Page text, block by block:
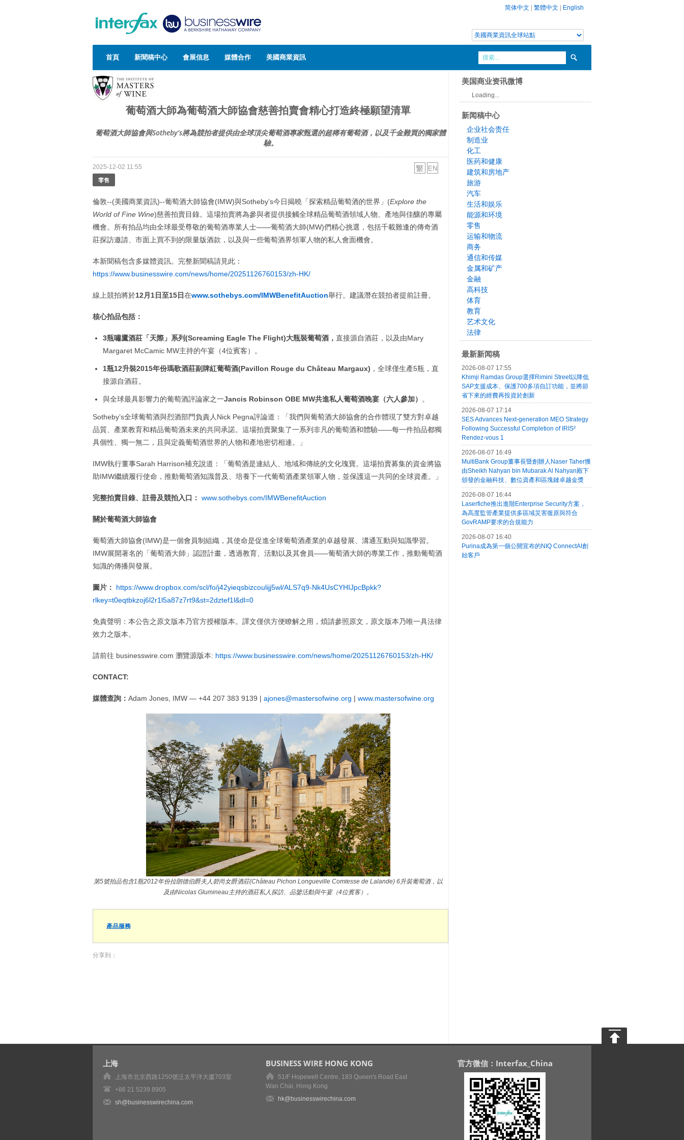
简体中文 繁體中文 English
首頁 新聞稿中心 會展信息 媒體合作 美國商業資訊
葡萄酒大師為葡萄酒大師協會慈善拍賣會精心打造終極願望清單
葡萄酒大師協會與Sotheby’s將為競拍者提供由全球頂尖葡萄酒專家甄選的超稀有葡萄酒，以及千金難買的獨家體
驗。
2025-12-02 11:55
零售
倫敦--(美國商業資訊)--葡萄酒大師協會(IMW)與Sotheby’s今日揭曉「探索精品葡萄酒的世界」(Explore the
World of Fine Wine)慈善拍賣目錄。這場拍賣將為參與者提供接觸全球精品葡萄酒領域人物、產地與佳釀的專屬
機會。所有拍品均由全球最受尊敬的葡萄酒專業人士——葡萄酒大師(MW)們精心挑選，包括千載難逢的傳奇酒
莊探訪邀請、市面上買不到的限量版酒款，以及與一些葡萄酒界領軍人物的私人會面機會。
本新聞稿包含多媒體資訊。完整新聞稿請見此：
https://www.businesswire.com/news/home/20251126760153/zh-HK/
線上競拍將於12 月1日至15日在www.sothebys.com/IMWBenefitAuction舉行。建議潛在競拍者提前註冊。
核心拍品包括：
3瓶嘯鷹酒莊「天際」系列(Screaming Eagle The Flight)大瓶裝葡萄酒， 直接源自酒莊，以及由Mary
Margaret McCamic MW主持的午宴（4位賓客）。
1瓶12升裝2015年份瑪歌酒莊副牌紅葡萄酒(Pavillon Rouge du Château Margaux) ，全球僅生產5瓶，直
接源自酒莊。
與全球最具影響力的葡萄酒評論家之一Jancis Robinson OBE MW共進私人葡萄酒晚宴（六人參加） 。
Sotheby’s全球葡萄酒與烈酒部門負責人Nick Pegna評論道：「我們與葡萄酒大師協會的合作體現了雙方對卓越
品質、產業教育和精品葡萄酒未來的共同承諾。這場拍賣聚集了一系列非凡的葡萄酒和體驗——每一件拍品都獨
具個性、獨一無二，且與定義葡萄酒世界的人物和產地密切相連。」
IMW執行董事Sarah Harrison補充說道：「葡萄酒是連結人、地域和傳統的文化瑰寶。這場拍賣募集的資金將協
助IMW繼續履行使命，推動葡萄酒知識普及、培養下一代葡萄酒產業領軍人物，並保護這一共同的全球資產。」
完整拍賣目錄、註冊及競拍入口： www.sothebys.com/IMWBenefitAuction
關於葡萄酒大師協會
葡萄酒大師協會(IMW)是一個會員制組織，其使命是促進全球葡萄酒產業的卓越發展、溝通互動與知識學習。
IMW展開著名的「葡萄酒大師」認證計畫，透過教育、活動以及其會員——葡萄酒大師的專業工作，推動葡萄酒
知識的傳播與發展。
圖片：
https://www.dropbox.com/scl/fo/j42yieqsbizcoulijj5wl/ALS7q9-Nk4UsCYHIJpcBpkk?
rlkey=t0eqtbkzoj6l2r1l5a87z7rt9&st=2dztef1l&dl=0
免責聲明：本公告之原文版本乃官方授權版本。譯文僅供方便瞭解之用，煩請參照原文，原文版本乃唯一具法律
效力之版本。
請前往 businesswire.com 瀏覽源版本: https://www.businesswire.com/news/home/20251126760153/zh-HK/
CONTACT:
媒體查詢： Adam Jones, IMW — +44 207 383 9139 | ajones@mastersofwine.org | www.mastersofwine.org
第5號拍品包含1瓶2012年份拉朗德伯爵夫人碧尚女爵酒莊(Château Pichon Longueville Comtesse de Lalande) 6升裝葡萄酒，以
及由Nicolas Glumineau主持的酒莊私人探訪、品鑒活動與午宴（4位賓客）。
產品服務
分享到：
美国商业资讯微博
Loading...
新闻稿中心
企业社会责任
制造业
化工
医药和健康
建筑和房地产
旅游
汽车
生活和娱乐
能源和环境
零售
运输和物流
商务
通信和传媒
金属和矿产
金融
高科技
体育
教育
艺术文化
法律
最新新闻稿
2026-08-07 17:55
Khimji Ramdas Group選擇Rimini Street以降低
SAP支援成本、保護700多項自訂功能，並將節
省下來的經費再投資於創新
2026-08-07 17:14
SES Advances Next-generation MEO Strategy
Following Successful Completion of IRIS²
Rendez-vous 1
2026-08-07 16:49
MultiBank Group董事長暨創辦人Naser Taher獲
由Sheikh Nahyan bin Mubarak Al Nahyan殿下
頒發的金融科技、數位資產和區塊鏈卓越金獎
2026-08-07 16:44
Laserfiche推出進階Enterprise Security方案，
為高度監管產業提供多區域災害復原與符合
GovRAMP要求的合規能力
2026-08-07 16:40
Purina成為第一個公開宣布的NIQ ConnectAI創
始客戶
上海
上海市北京西路1250號泛太平洋大廈703室
+86 21 5239 8905
sh@businesswirechina.com
BUSINESS WIRE HONG KONG
51/F Hopewell Centre, 183 Queen's Road East
Wan Chai, Hong Kong
hk@businesswirechina.com
官方微信：Interfax_China